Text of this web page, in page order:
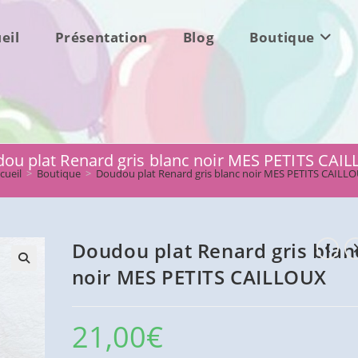
Présentation Blog Boutique
plat Renard gris blanc noir MES PETITS
> Boutique > Doudou plat Renard gris blanc noir MES PETITS
Doudou plat Renard gris
noir MES PETITS CAILLOUX
21,00€